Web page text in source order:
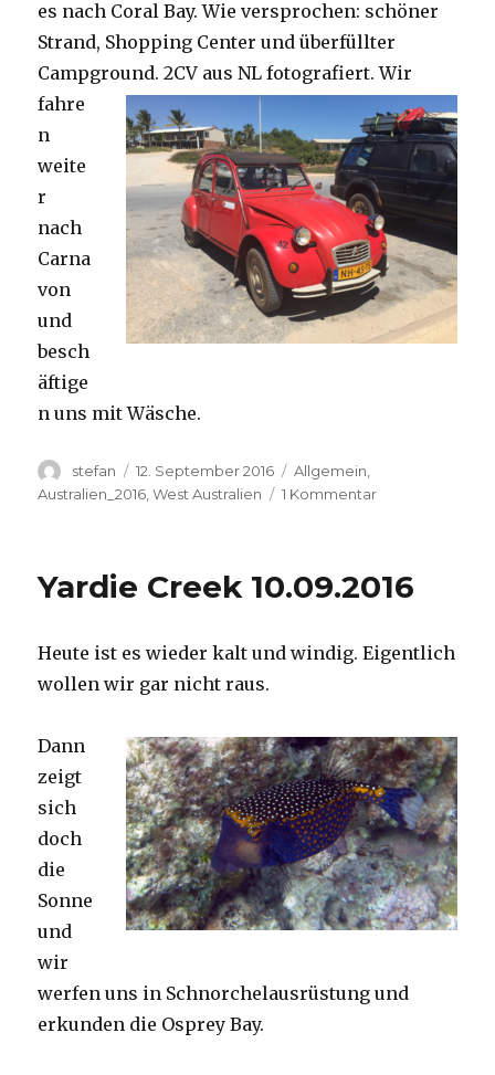
es nach Coral Bay. Wie versprochen: schöner
Strand, Shopping Center und überfüllter
Campground.2CV aus NL fotografiert. Wir
fahre
n
weite
r
nach
Carna
von
und
besch
äftige
n uns mit Wäsche.
Autor
stefan
Veröffentlicht
am
12. September 2016 Kategorien
Allgemein
Australien_2016 ,West Australien 1 Kommentarzu
Yardie Creek 10.09.2016
Heute ist es wieder kalt und windig. Eigentlich
wollen wir gar nicht raus.
Dann
zeigt
sich
doch
die
Sonne
und
wir
werfen uns in Schnorchelausrüstung und
erkunden die Osprey Bay.